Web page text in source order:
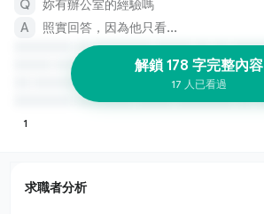
妳有辦公室的經驗嗎
照實回答，因為他只看...
解鎖 178 字完整內容
17 人已看過
1
求職者分析